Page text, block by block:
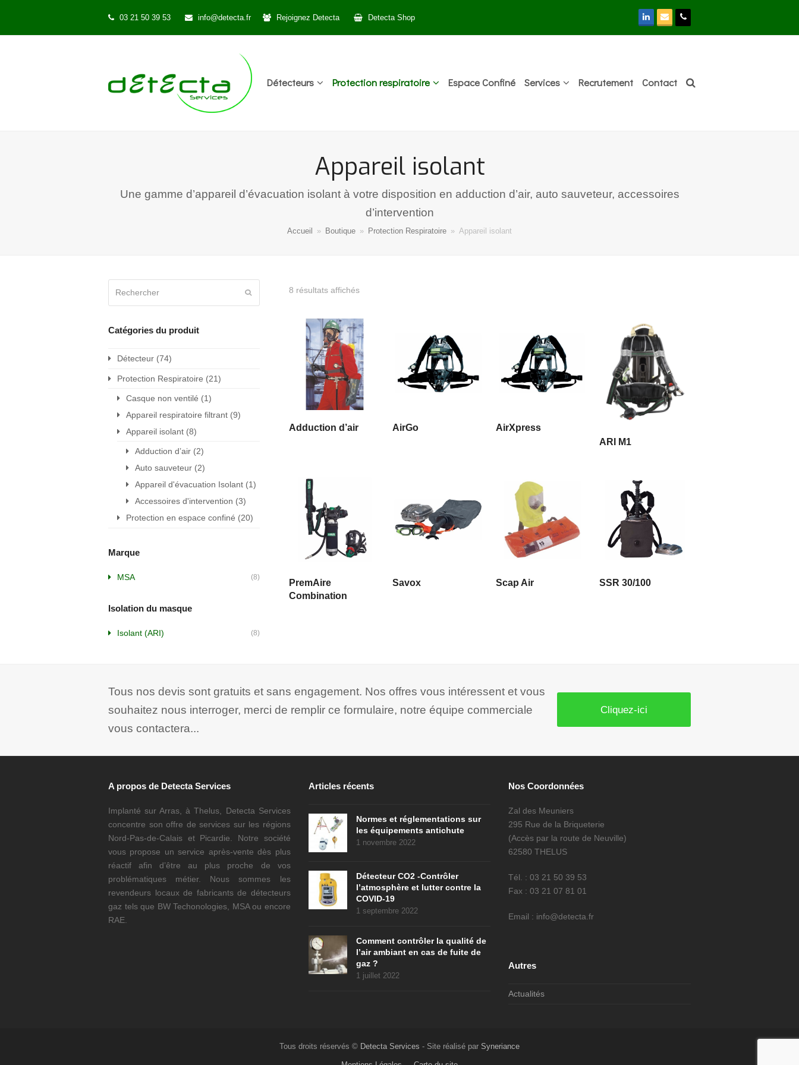
03 21 50 39 53 info@detecta.fr Rejoignez Detecta Detecta Shop LinkedIn
EmailPhone
Détecteurs Protection respiratoire Espace Confiné Services Recrutement Contact
Appareil isolant
Une gamme d’appareil d’évacuation isolant à votre disposition en adduction d’air, auto sauveteur, accessoires
d’intervention
Accueil » Boutique » Protection Respiratoire » Appareil isolant
8 résultats affichés
LIRE LA SUITE
Adduction d’air LIRE LA SUITE
AirGo LIRE LA SUITE
AirXpress
LIRE LA SUITE
ARI M1
LIRE LA SUITE
PremAire
Combination
LIRE LA SUITE
Savox LIRE LA SUITE
Scap Air LIRE LA SUITE
SSR 30/100
Envoyer
Catégories du produit
Détecteur (74)
Protection Respiratoire (21)
Casque non ventilé (1)
Appareil respiratoire filtrant (9)
Appareil isolant (8)
Adduction d’air (2)
Auto sauveteur (2)
Appareil d'évacuation Isolant (1)
Accessoires d'intervention (3)
Protection en espace confiné (20)
Marque
MSA (8)
Isolation du masque
Isolant (ARI) (8)
Tous nos devis sont gratuits et sans engagement. Nos offres vous intéressent et vous
souhaitez nous interroger, merci de remplir ce formulaire, notre équipe commerciale
vous contactera...
Cliquez-ici
A propos de Detecta Services
Implanté sur Arras, à Thelus, Detecta Services
concentre son offre de services sur les régions
Nord-Pas-de-Calais et Picardie. Notre société
vous propose un service après-vente dès plus
réactif afin d’être au plus proche de vos
problématiques métier. Nous sommes les
revendeurs locaux de fabricants de détecteurs
gaz tels que BW Techonologies, MSA ou encore
RAE.
Articles récents
Normes et réglementations sur
les équipements antichute
1 novembre 2022
Détecteur CO2 -Contrôler
l’atmosphère et lutter contre la
COVID-19
1 septembre 2022
Comment contrôler la qualité de
l’air ambiant en cas de fuite de
gaz ?
1 juillet 2022
Nos Coordonnées
Zal des Meuniers
295 Rue de la Briqueterie
(Accès par la route de Neuville)
62580 THELUS
Tél. : 03 21 50 39 53
Fax : 03 21 07 81 01
Email : info@detecta.fr
Autres
Actualités
Tous droits réservés © Detecta Services - Site réalisé par Syneriance